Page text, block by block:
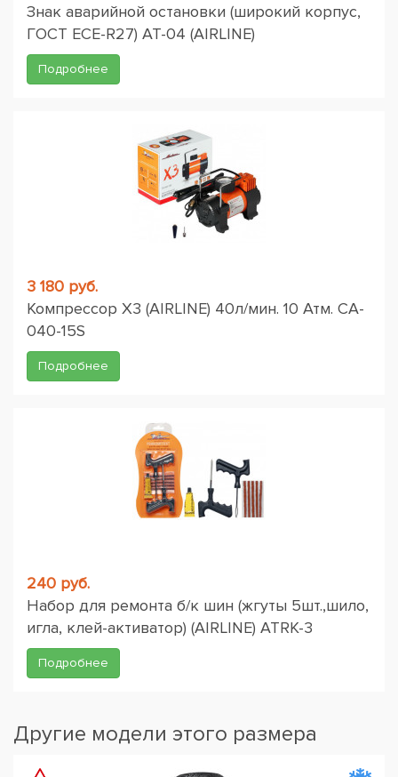
Знак аварийной остановки (широкий корпус,
ГОСТ ЕСЕ-R27) AT-04 (AIRLINE)
Подробнее
3 180 руб.
Компрессор X3 (AIRLINE) 40л/мин. 10 Атм. CA-
040-15S
Подробнее
240 руб.
Набор для ремонта б/к шин (жгуты 5шт.,шило,
игла, клей-активатор) (AIRLINE) ATRK-3
Подробнее
Другие модели этого размера